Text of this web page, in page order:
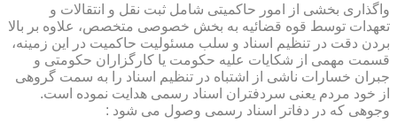
واگذاری بخشی از امور حاکمیتی شامل ثبت نقل و انتقالات و
تعهدات توسط قوه قضائیه به بخش خصوصی متخصص، علاوه بر بالا
بردن دقت در تنظیم اسناد و سلب مسئولیت حاکمیت در این زمینه،
قسمت مهمی از شکایات علیه حکومت یا کارگزاران حکومتی و
جبران خسارات ناشی از اشتباه در تنظیم اسناد را به سمت گروهی
از خود مردم یعنی سردفتران اسناد رسمی هدایت نموده است.
وجوهی که در دفاتر اسناد رسمی وصول می شود :